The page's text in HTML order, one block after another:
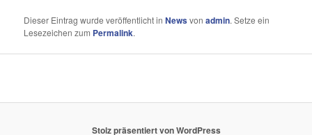
Dieser Eintrag wurde veröffentlicht inNewsvonadmin. Setze ein
Lesezeichen zum Permalink.
Stolz präsentiert von WordPress